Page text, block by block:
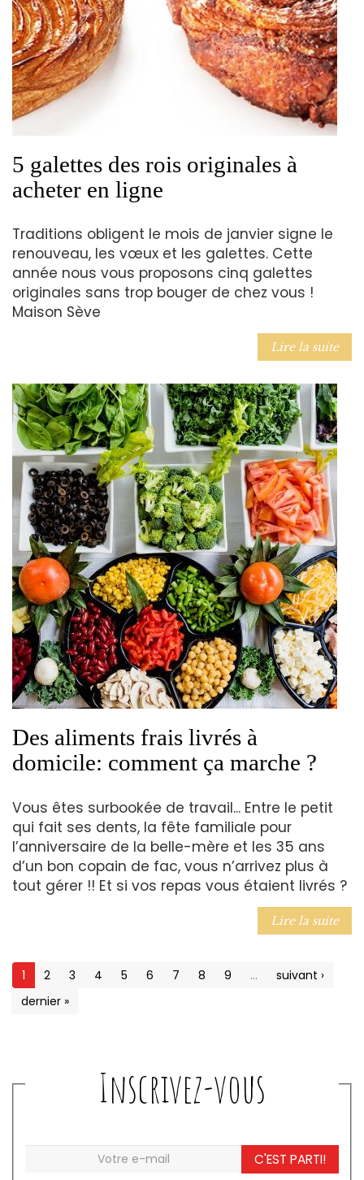
5 galettes des rois originales à
acheter en ligne
Traditions obligent le mois de janvier signe le
renouveau, les vœux et les galettes. Cette
année nous vous proposons cinq galettes
originales sans trop bouger de chez vous !
Maison Sève
Lire la suite
Des aliments frais livrés à
domicile: comment ça marche ?
Vous êtes surbookée de travail... Entre le petit
qui fait ses dents, la fête familiale pour
l’anniversaire de la belle-mère et les 35 ans
d’un bon copain de fac, vous n’arrivez plus à
tout gérer !! Et si vos repas vous étaient livrés ?
Lire la suite
1 2 3 4 5 6 7 8 9 …
suivant ›
dernier »
Inscrivez-vous
C'EST PARTI!